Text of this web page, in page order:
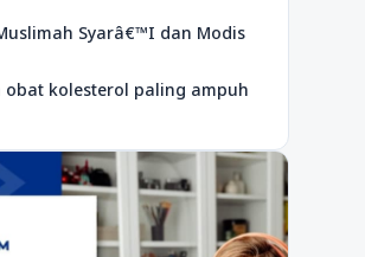
Syarâ€™I dan Modis
obat kolesterol paling ampuh